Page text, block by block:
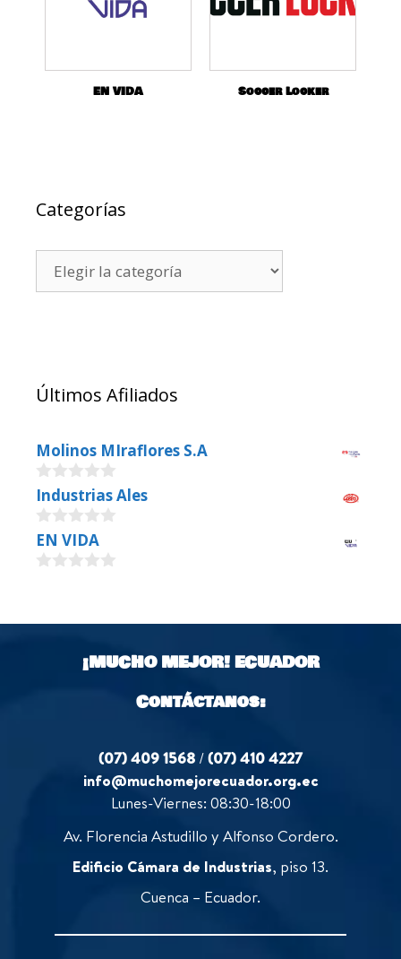
EN VIDA Soccer Locker
Categorías
Últimos Afiliados
Molinos MIraflores S.A
0
o
u
t
o
f
Industrias Ales
0
o
u
5
EN VIDA
t
¡MUCHO MEJOR!ECUADOR
Contáctanos:
(07) 409 1568 /(07) 410 4227
info@muchomejorecuador.org.ec
Lunes-Viernes: 08:30-18:00
Av. Florencia Astudillo y Alfonso Cordero.
Edificio Cámara de Industrias, piso 13.
Cuenca – Ecuador.